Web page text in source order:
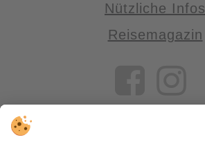
Nützliche Infos
Reisemagazin